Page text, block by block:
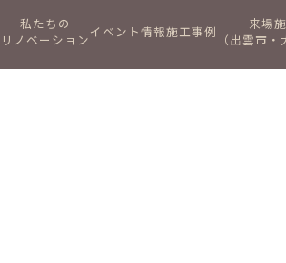
私たちの
リノベーションイベント情報施工事例
来場
（出雲市・